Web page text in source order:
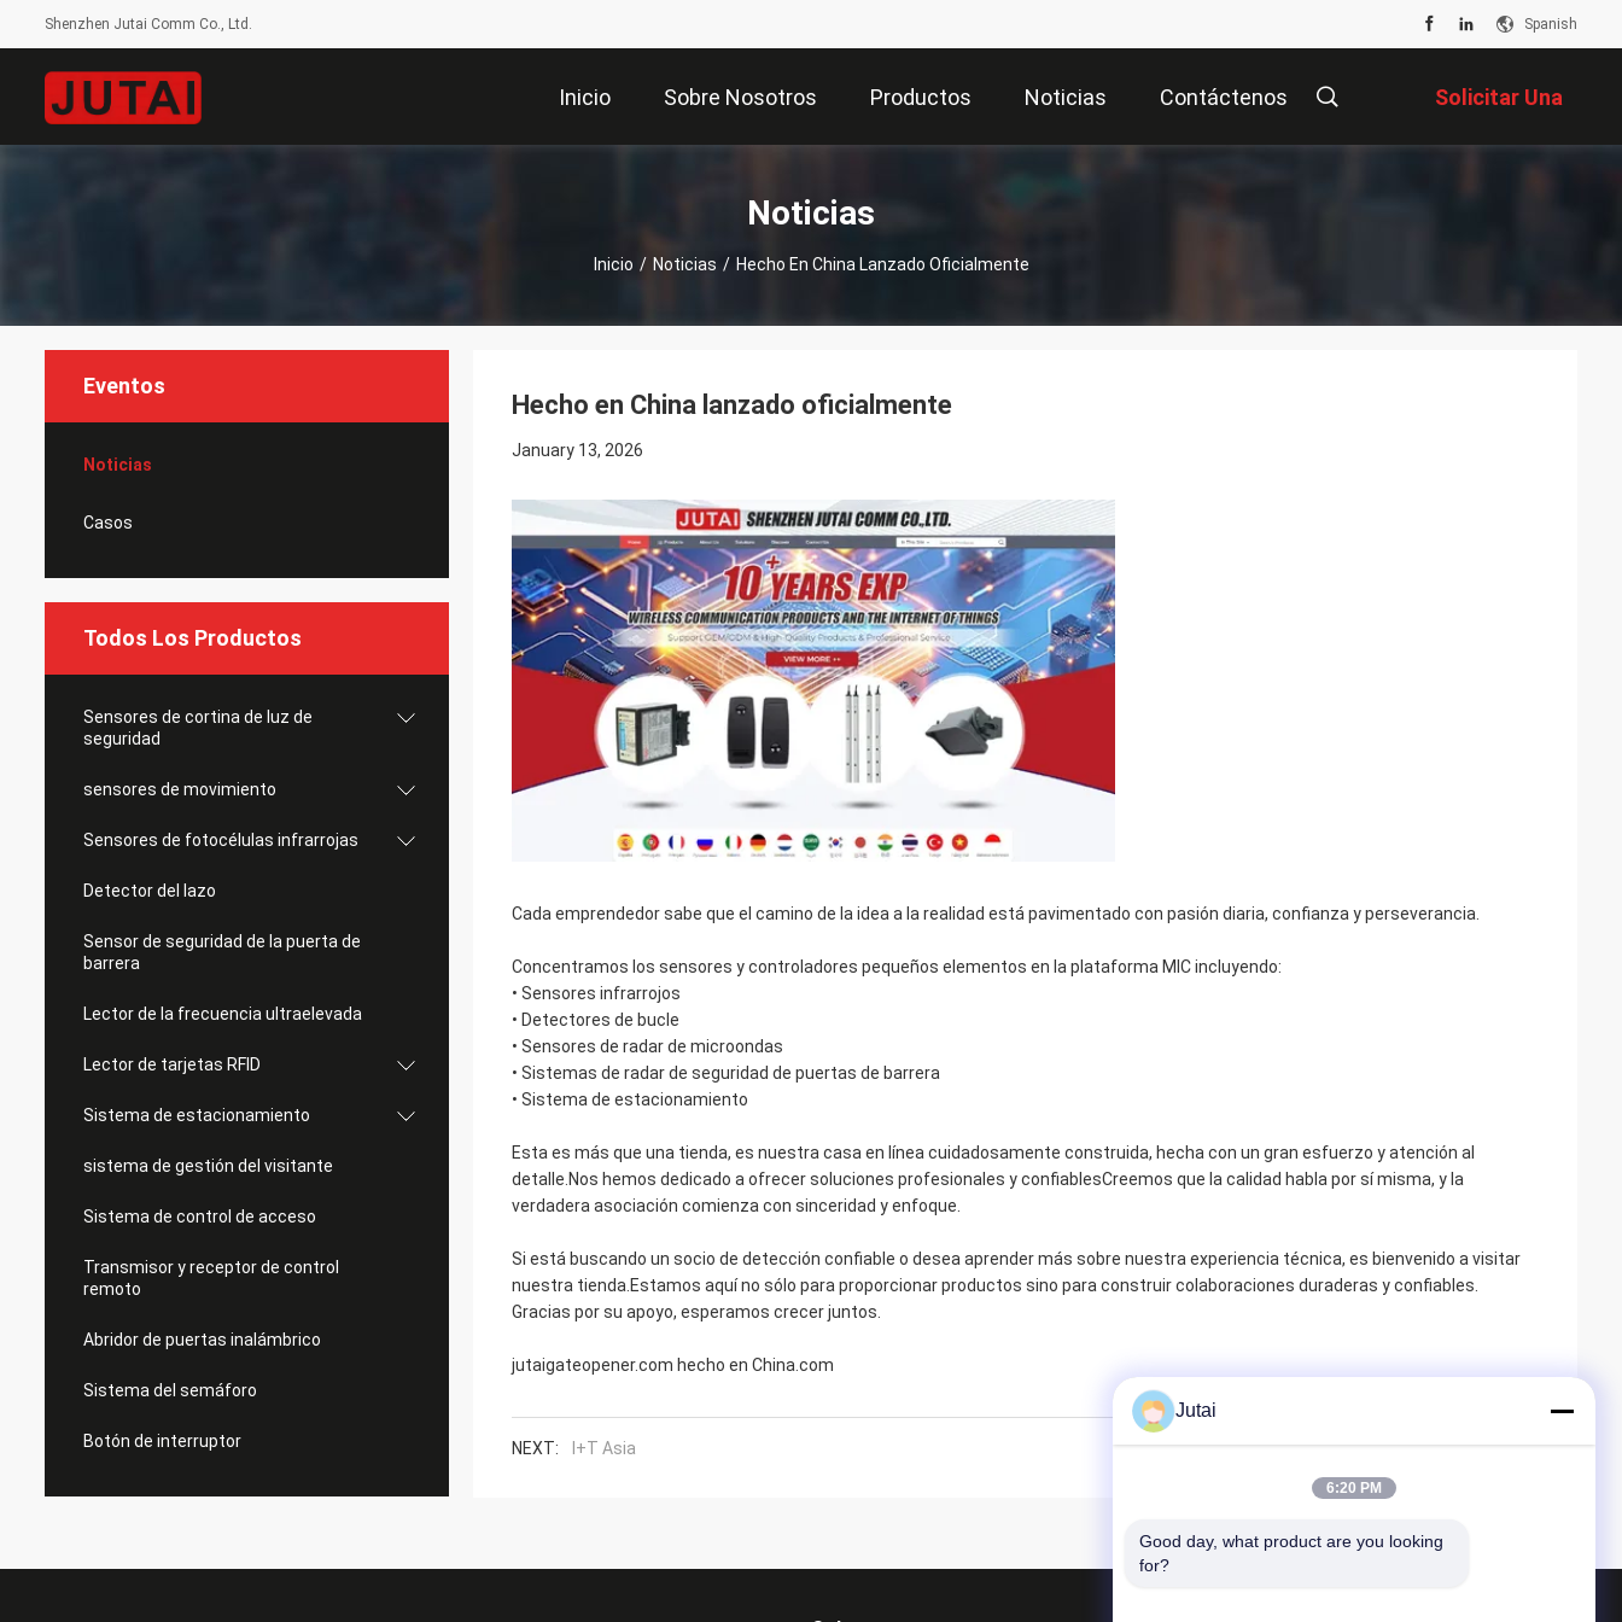
Shenzhen Jutai Comm Co., Ltd. Spanish
Inicio Sobre Nosotros Productos Noticias Contáctenos Solicitar Una
Cotización
Noticias
Inicio / Noticias / Hecho En China Lanzado Oficialmente
Eventos
Noticias
Casos
Todos Los Productos
Sensores de cortina de luz de
seguridad
sensores de movimiento
Sensores de fotocélulas infrarrojas
Detector del lazo
Sensor de seguridad de la puerta de
barrera
Lector de la frecuencia ultraelevada
Lector de tarjetas RFID
Sistema de estacionamiento
sistema de gestión del visitante
Sistema de control de acceso
Transmisor y receptor de control
remoto
Abridor de puertas inalámbrico
Sistema del semáforo
Botón de interruptor
Hecho en China lanzado oficialmente
January 13, 2026
Cada emprendedor sabe que el camino de la idea a la realidad está pavimentado con pasión diaria, confianza y perseverancia.
Concentramos los sensores y controladores pequeños elementos en la plataforma MIC incluyendo:
• Sensores infrarrojos
• Detectores de bucle
• Sensores de radar de microondas
• Sistemas de radar de seguridad de puertas de barrera
• Sistema de estacionamiento
Esta es más que una tienda, es nuestra casa en línea cuidadosamente construida, hecha con un gran esfuerzo y atención al
detalle.Nos hemos dedicado a ofrecer soluciones profesionales y confiablesCreemos que la calidad habla por sí misma, y la
verdadera asociación comienza con sinceridad y enfoque.
Si está buscando un socio de detección confiable o desea aprender más sobre nuestra experiencia técnica, es bienvenido a visitar
nuestra tienda.Estamos aquí no sólo para proporcionar productos sino para construir colaboraciones duraderas y confiables.
Gracias por su apoyo, esperamos crecer juntos.
jutaigateopener.com hecho en China.com
NEXT: I+T Asia
Jutai
6:20 PM
Good day, what product are you looking
for?